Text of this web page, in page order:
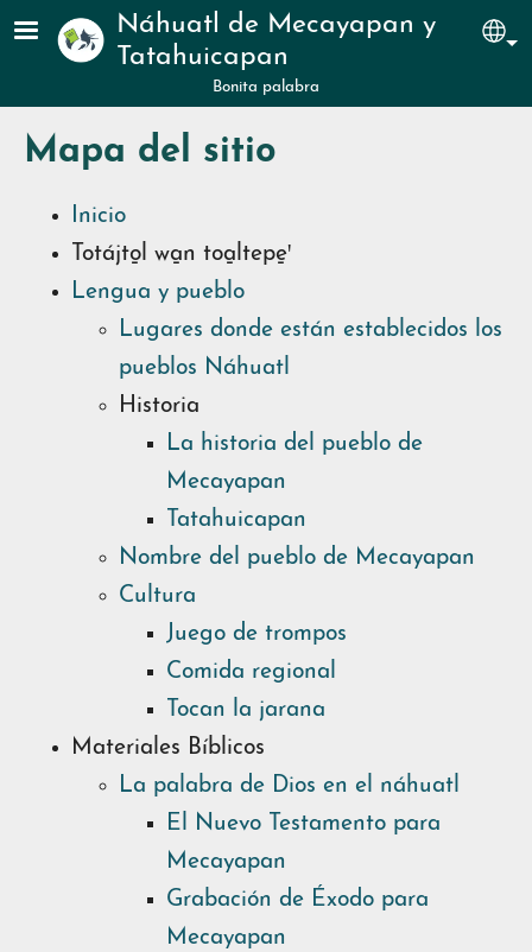
Pasar al contenido principal
Náhuatl de Mecayapan y
Tatahuicapan
Bonita palabra
Mapa del sitio
Inicio
Totájto̱l wa̱n toa̱ltepe̱ꞌ
Lengua y pueblo
Lugares donde están establecidos los
pueblos Náhuatl
Historia
La historia del pueblo de
Mecayapan
Tatahuicapan
Nombre del pueblo de Mecayapan
Cultura
Juego de trompos
Comida regional
Tocan la jarana
Materiales Bíblicos
La palabra de Dios en el náhuatl
El Nuevo Testamento para
Mecayapan
Grabación de Éxodo para
Mecayapan